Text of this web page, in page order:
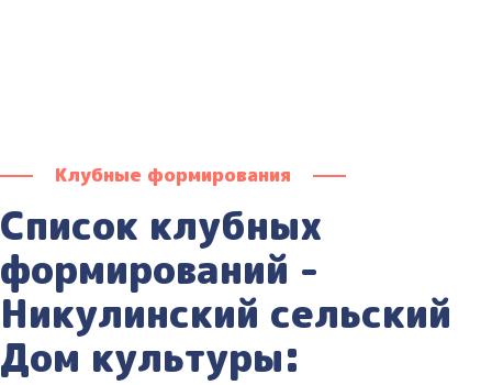
Клубные формирования
Список клубных
формирований -
Никулинский сельский
Дом культуры: